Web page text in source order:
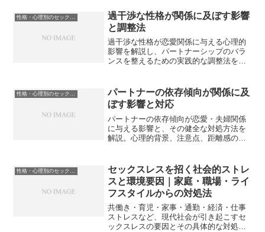
性格・心理別のセックスレス克服法
過干渉な性格が関係に及ぼす影響
と調整法
過干渉な性格が恋愛関係に与える心理的
影響を解説し、パートナーシップのバラ
ンスを整えるための実践的な調整法を紹
性格・心理別のセックスレス克服法
パートナーの依存傾向が関係に及
ぼす影響と対応
パートナーの依存傾向が恋愛・夫婦関係
に与える影響と、その健全な対処方法を
解説。心理的背景、注意点、距離感の取
セックスレスを招く社会的ストレ
スと環境要因｜家庭・職場・ライ
フスタイルからの対処法
共働き・育児・家事・通勤・経済・仕事
ストレスなど、現代社会が引き起こすセ
ックスレスの要因とその具体的な対処法